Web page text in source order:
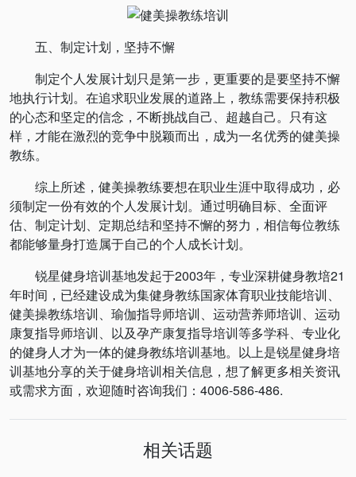
五、制定计划，坚持不懈
制定个人发展计划只是第一步，更重要的是要坚持不懈
地执行计划。在追求职业发展的道路上，教练需要保持积极
的心态和坚定的信念，不断挑战自己、超越自己。只有这
样，才能在激烈的竞争中脱颖而出，成为一名优秀的健美操
教练。
综上所述，健美操教练要想在职业生涯中取得成功，必
须制定一份有效的个人发展计划。通过明确目标、全面评
估、制定计划、定期总结和坚持不懈的努力，相信每位教练
都能够量身打造属于自己的个人成长计划。
锐星健身培训基地发起于2003年，专业深耕健身教培21
年时间，已经建设成为集健身教练国家体育职业技能培训、
健美操教练培训、瑜伽指导师培训、运动营养师培训、运动
康复指导师培训、以及孕产康复指导培训等多学科、专业化
的健身人才为一体的健身教练培训基地。以上是锐星健身培
训基地分享的关于健身培训相关信息，想了解更多相关资讯
或需求方面，欢迎随时咨询我们：4006-586-486.
相关话题